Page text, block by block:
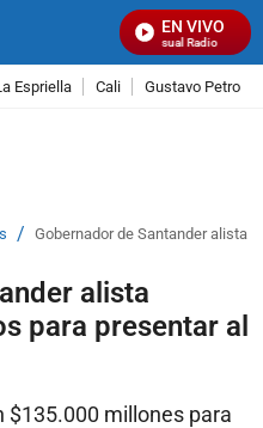
EN VIVO
Señal Visual Radio
Espriella Cali Gustavo Petro
/ Gobernador de Santander alista
alista
para presentar al
$135.000 millones para